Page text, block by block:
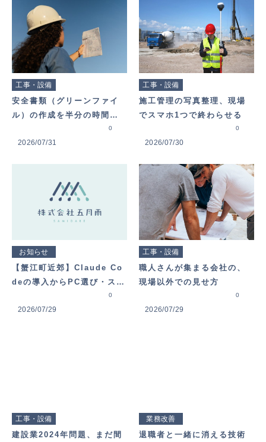
工事・設備
安全書類（グリーンファイ
ル）の作成を半分の時間に
2026/07/31
0
工事・設備
施工管理の写真整理、現場
でスマホ1つで終わらせる
2026/07/30
0
お知らせ
【蟹江町近郊】Claude Co
deの導入からPC選び・スマ
ホ操作まで！ご自宅・オフ
ィスへ直接訪問してレクチ
2026/07/29
0
工事・設備
職人さんが集まる会社の、
現場以外での見せ方
2026/07/29
0
工事・設備
建設業2024年問題、まだ間
業務改善
退職者と一緒に消える技術